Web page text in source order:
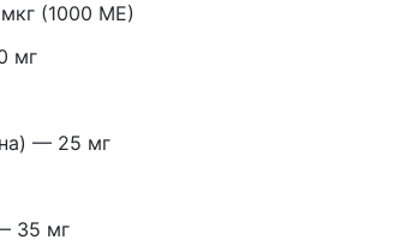
(1000 МЕ)
мг
— 25 мг
35 мг